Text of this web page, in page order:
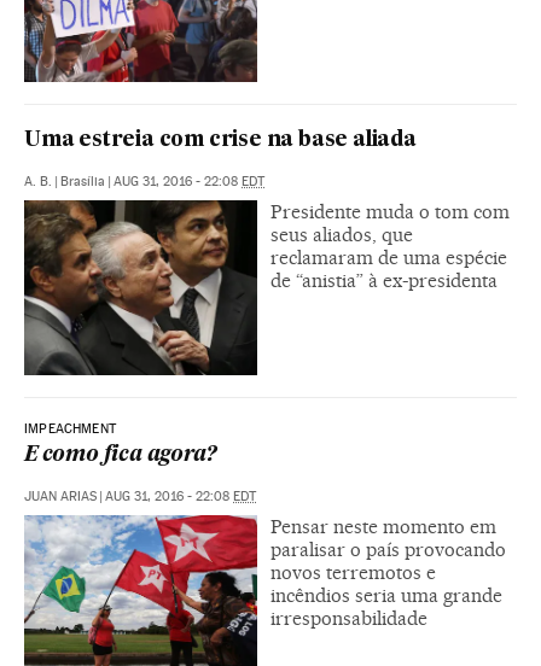
Uma estreia com crise na base aliada
A. B. | Brasília | AUG 31, 2016 - 22:08 EDT
Presidente muda o tom com
seus aliados, que
reclamaram de uma espécie
de “anistia” à ex-presidenta
IMPEACHMENT
E como fica agora?
JUAN ARIAS | AUG 31, 2016 - 22:08 EDT
Pensar neste momento em
paralisar o país provocando
novos terremotos e
incêndios seria uma grande
irresponsabilidade